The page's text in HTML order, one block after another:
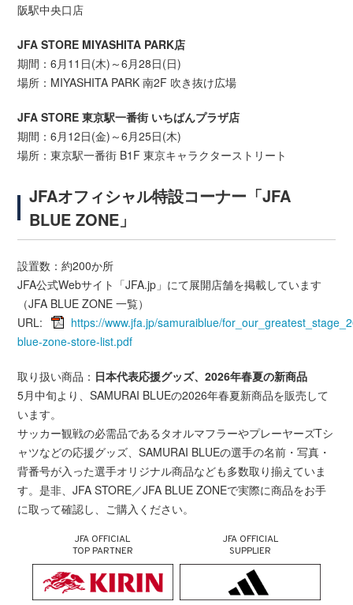
阪駅中央口店
JFA STORE MIYASHITA PARK店
期間：6月11日(木)～6月28日(日)
場所：MIYASHITA PARK 南2F 吹き抜け広場
JFA STORE 東京駅一番街 いちばんプラザ店
期間：6月12日(金)～6月25日(木)
場所：東京駅一番街 B1F 東京キャラクターストリート
JFAオフィシャル特設コーナー「JFA
BLUE ZONE」
設置数：約200か所
JFA公式Webサイト「JFA.jp」にて展開店舗を掲載しています
（JFA BLUE ZONE 一覧）
URL:
https://www.jfa.jp/samuraiblue/
blue-zone-store-list.pdf
取り扱い商品： 日本代表応援グッズ、2026年春夏の新商品
5月中旬より、SAMURAI BLUEの2026年春夏新商品を販売して
います。
サッカー観戦の必需品であるタオルマフラーやプレーヤーズTシ
ャツなどの応援グッズ、SAMURAI BLUEの選手の名前・写真・
背番号が入った選手オリジナル商品なども多数取り揃えていま
す。是非、JFA STORE／JFA BLUE ZONEで実際に商品をお手
に取って確認し、ご購入ください。
JFA OFFICIAL
TOP PARTNER
JFA OFFICIAL
SUPPLIER